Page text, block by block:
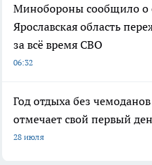
Минобороны сообщило о
Ярославская область
за всё время СВО
06:32
Год отдыха без
отмечает свой первый
28 июля